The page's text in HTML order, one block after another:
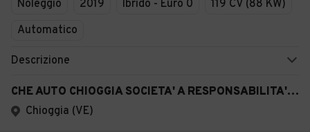
Noleggio 2019 Ibrido - Euro 0
119 CV (88 KW)
Automatico
Descrizione
CHE AUTO CHIOGGIA SOCIETA' A RESPONSABILITA' LIMITATA SEMPLIFICAT A
Chioggia (VE)